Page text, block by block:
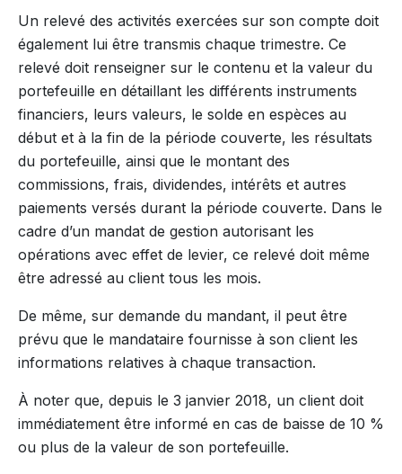
Un relevé des activités exercées sur son compte doit
également lui être transmis chaque trimestre. Ce
relevé doit renseigner sur le contenu et la valeur du
portefeuille en détaillant les différents instruments
financiers, leurs valeurs, le solde en espèces au
début et à la fin de la période couverte, les résultats
du portefeuille, ainsi que le montant des
commissions, frais, dividendes, intérêts et autres
paiements versés durant la période couverte. Dans le
cadre d’un mandat de gestion autorisant les
opérations avec effet de levier, ce relevé doit même
être adressé au client tous les mois.
De même, sur demande du mandant, il peut être
prévu que le mandataire fournisse à son client les
informations relatives à chaque transaction.
À noter que, depuis le 3 janvier 2018, un client doit
immédiatement être informé en cas de baisse de 10 %
ou plus de la valeur de son portefeuille.